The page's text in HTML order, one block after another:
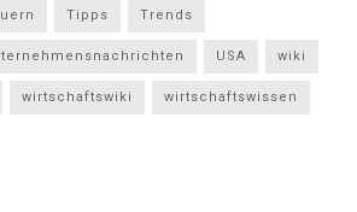
Tipps Trends
USA wiki
wirtschaftswiki wirtschaftswissen